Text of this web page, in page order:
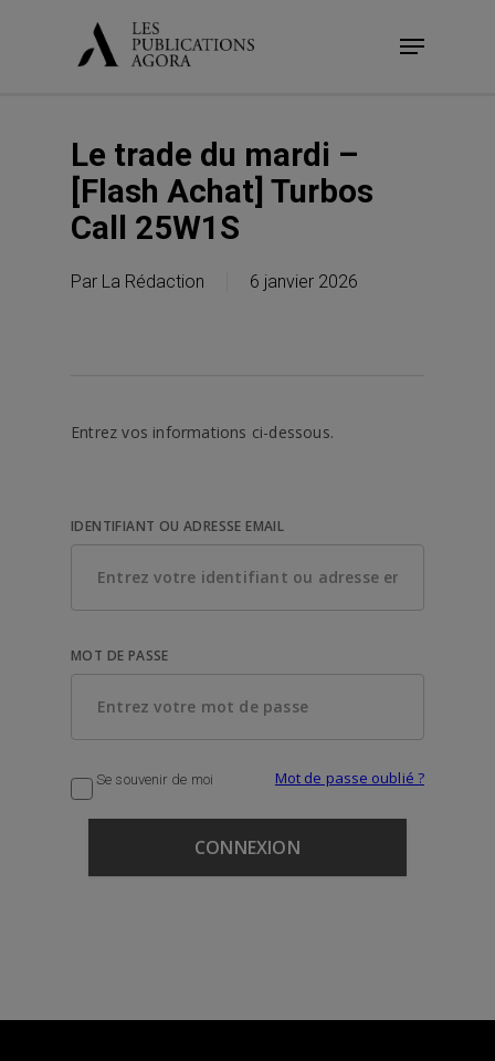
Menu
Le trade du mardi –
[Flash Achat] Turbos
Call 25W1S
Par La Rédaction 6 janvier 2026
Entrez vos informations ci-dessous.
IDENTIFIANT OU ADRESSE EMAIL
MOT DE PASSE
Se souvenir de moi Mot de passe oublié ?